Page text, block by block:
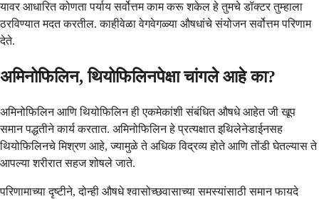
यावर आधारित कोणता पर्याय सर्वोत्तम काम करू शकेल हे तुमचे डॉक्टर तुम्हाला
ठरविण्यात मदत करतील. काहीवेळा वेगवेगळ्या औषधांचे संयोजन सर्वोत्तम परिणाम
देते.
अमिनोफिलिन, थियोफिलिनपेक्षा चांगले आहे का?
अमिनोफिलिन आणि थियोफिलिन ही एकमेकांशी संबंधित औषधे आहेत जी खूप
समान पद्धतीने कार्य करतात. अमिनोफिलिन हे प्रत्यक्षात इथिलेनेडाईनसह
थियोफिलिनचे मिश्रण आहे, ज्यामुळे ते अधिक विद्रव्य होते आणि तोंडी घेतल्यास ते
आपल्या शरीरात सहज शोषले जाते.
परिणामाच्या दृष्टीने, दोन्ही औषधे श्वासोच्छवासाच्या समस्यांसाठी समान फायदे